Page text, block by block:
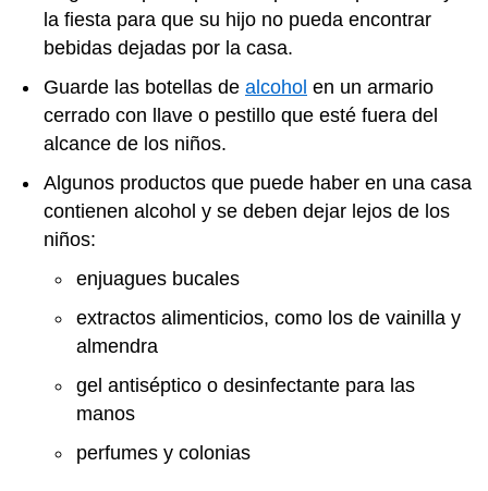
la fiesta para que su hijo no pueda encontrar
bebidas dejadas por la casa.
Guarde las botellas de alcohol en un armario
cerrado con llave o pestillo que esté fuera del
alcance de los niños.
Algunos productos que puede haber en una casa
contienen alcohol y se deben dejar lejos de los
niños:
enjuagues bucales
extractos alimenticios, como los de vainilla y
almendra
gel antiséptico o desinfectante para las
manos
perfumes y colonias